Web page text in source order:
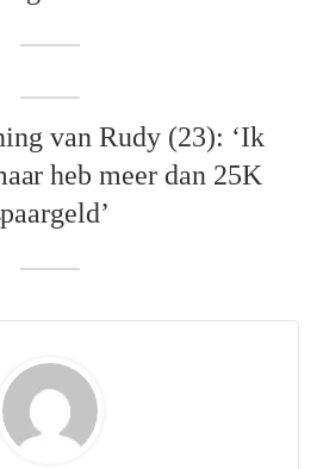
van Rudy (23): ‘Ik
heb meer dan 25K